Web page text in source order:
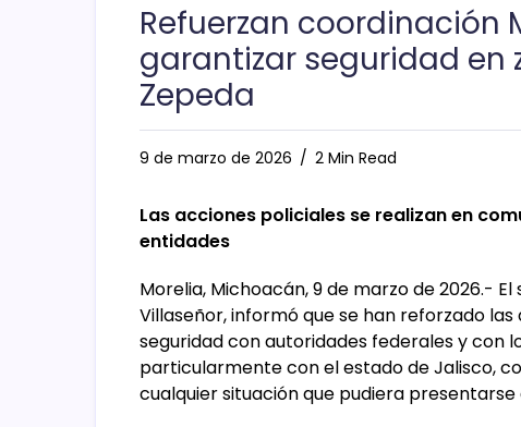
Refuerzan coordinación
garantizar seguridad en
Zepeda
9 de marzo de 2026 2 Min Read
Las acciones policiales se realizan en
entidades
Morelia, Michoacán, 9 de marzo de 2026.-
Villaseñor, informó que se han reforzado
seguridad con autoridades federales y con
particularmente con el estado de Jalisco,
cualquier situación que pudiera